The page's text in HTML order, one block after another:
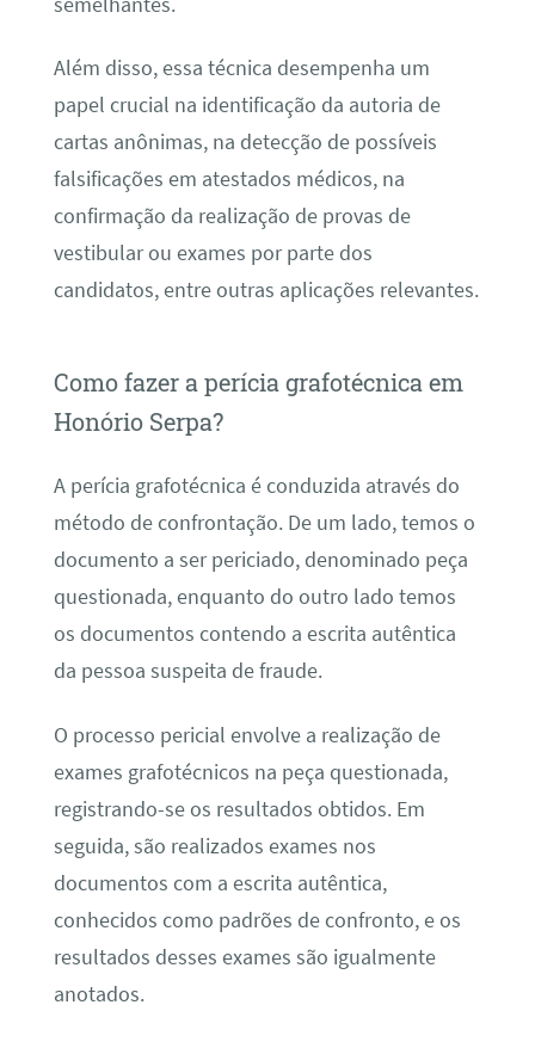
Além disso, essa técnica desempenha um
papel crucial na identificação da autoria de
cartas anônimas, na detecção de possíveis
falsificações em atestados médicos, na
confirmação da realização de provas de
vestibular ou exames por parte dos
candidatos, entre outras aplicações relevantes.
Como fazer a perícia grafotécnica em
Honório Serpa?
A perícia grafotécnica é conduzida através do
método de confrontação. De um lado, temos o
documento a ser periciado, denominado peça
questionada, enquanto do outro lado temos
os documentos contendo a escrita autêntica
da pessoa suspeita de fraude.
O processo pericial envolve a realização de
exames grafotécnicos na peça questionada,
registrando-se os resultados obtidos. Em
seguida, são realizados exames nos
documentos com a escrita autêntica,
conhecidos como padrões de confronto, e os
resultados desses exames são igualmente
anotados.